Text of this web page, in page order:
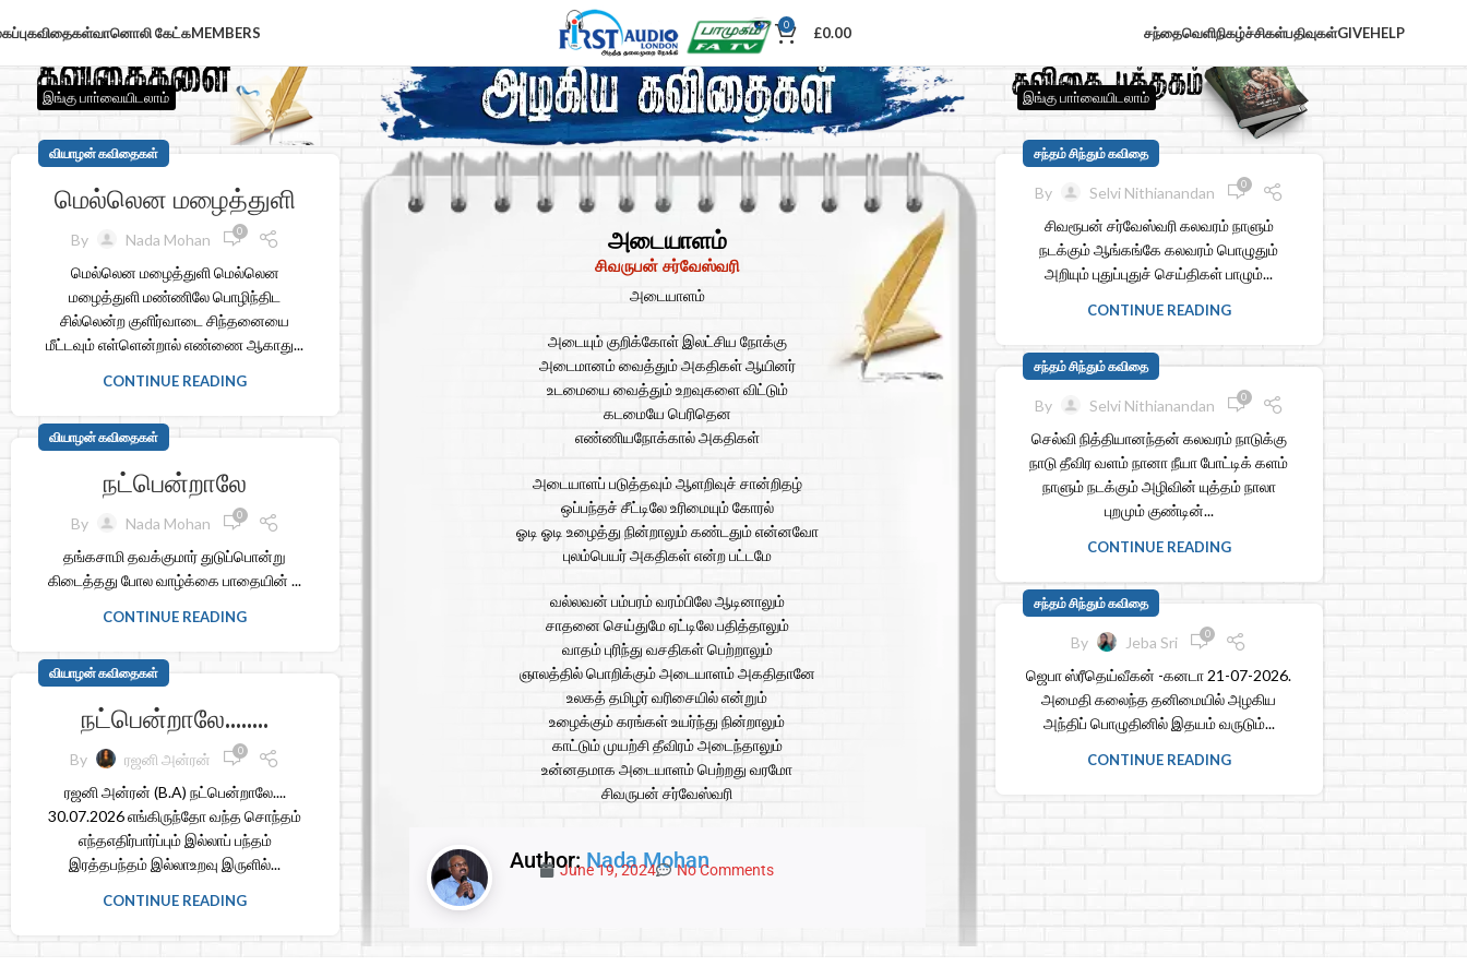
கவிதைகள்வானொலி கேட்கMEMBERS 0 £0.00 சந்தைவெளிநிகழ்ச்சிகள்பதிவுகள்GIVEHELP
இங்கு பாா்வையிடலாம் இங்கு பாா்வையிடலாம்
வியாழன் கவிதைகள்
மெல்லென மழைத்துளி
By Nada Mohan 0
மெல்லென மழைத்துளி மெல்லென
மழைத்துளி மண்ணிலே பொழிந்திட
சில்லென்ற குளிர்வாடை சிந்தனையை
மீட்டவும் எள்ளென்றால் எண்ணை ஆகாது...
CONTINUE READING
வியாழன் கவிதைகள்
நட்பென்றாலே
By Nada Mohan 0
தங்கசாமி தவக்குமார் துடுப்பொன்று
கிடைத்தது போல வாழ்க்கை பாதையின் ...
CONTINUE READING
வியாழன் கவிதைகள்
நட்பென்றாலே……..
By ரஜனி அன்ரன் 0
ரஜனி அன்ரன் (B.A) நட்பென்றாலே....
30.07.2026 எங்கிருந்தோ வந்த சொந்தம்
எந்தஎதிர்பார்ப்பும் இல்லாப் பந்தம்
இரத்தபந்தம் இல்லாஉறவு இருளில்...
CONTINUE READING
அடையாளம்
சிவருபன் சர்வேஸ்வரி
அடையாளம்
அடையும் குறிக்கோள் இலட்சிய நோக்கு
அடைமானம் வைத்தும் அகதிகள் ஆயினர்
உடமையை வைத்தும் உறவுகளை விட்டும்
கடமையே பெரிதென
எண்ணியநோக்கால் அகதிகள்
அடையாளப் படுத்தவும் ஆளறிவுச் சான்றிதழ்
ஒப்பந்தச் சீட்டிலே உரிமையும் கோரல்
ஓடி ஓடி உழைத்து நின்றாலும் கண்டதும் என்னவோ
புலம்பெயர் அகதிகள் என்ற பட்டமே
வல்லவன் பம்பரம் வரம்பிலே ஆடினாலும்
சாதனை செய்துமே ஏட்டிலே பதித்தாலும்
வாதம் புரிந்து வசதிகள் பெற்றாலும்
ஞாலத்தில் பொறிக்கும் அடையாளம் அகதிதானே
உலகத் தமிழர் வரிசையில் என்றும்
உழைக்கும் கரங்கள் உயர்ந்து நின்றாலும்
காட்டும் முயற்சி தீவிரம் அடைந்தாலும்
உன்னதமாக அடையாளம் பெற்றது வரமோ
சிவருபன் சர்வேஸ்வரி
Author:Nada Mohan
June 19, 2024 No Comments
சந்தம் சிந்தும் கவிதை
By Selvi Nithianandan 0
சிவரூபன் சர்வேஸ்வரி கலவரம் நாளும்
நடக்கும் ஆங்கங்கே கலவரம் பொழுதும்
அறியும் புதுப்புதுச் செய்திகள் பாழும்...
CONTINUE READING
சந்தம் சிந்தும் கவிதை
By Selvi Nithianandan 0
செல்வி நித்தியானந்தன் கலவரம் நாடுக்கு
நாடு தீவிர வளம் நானா நீயா போட்டிக் களம்
நாளும் நடக்கும் அழிவின் யுத்தம் நாலா
புறமும் குண்டின்...
CONTINUE READING
சந்தம் சிந்தும் கவிதை
By Jeba Sri 0
ஜெபா ஸ்ரீதெய்வீகன் -கனடா 21-07-2026.
அமைதி கலைந்த தனிமையில் அழகிய
அந்திப் பொழுதினில் இதயம் வருடும்...
CONTINUE READING